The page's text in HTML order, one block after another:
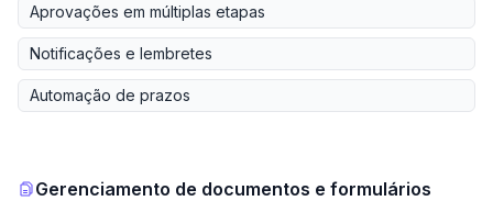
Aprovações em múltiplas etapas
Notificações e lembretes
Automação de prazos
Gerenciamento de documentos e formulários